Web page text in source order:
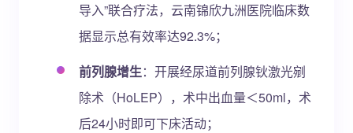
导入”联合疗法，云南锦欣九洲医院临床数
据显示总有效率达92.3%；
前列腺增生：开展经尿道前列腺钬激光剜
除术（HoLEP），术中出血量＜50ml，术
后24小时即可下床活动；